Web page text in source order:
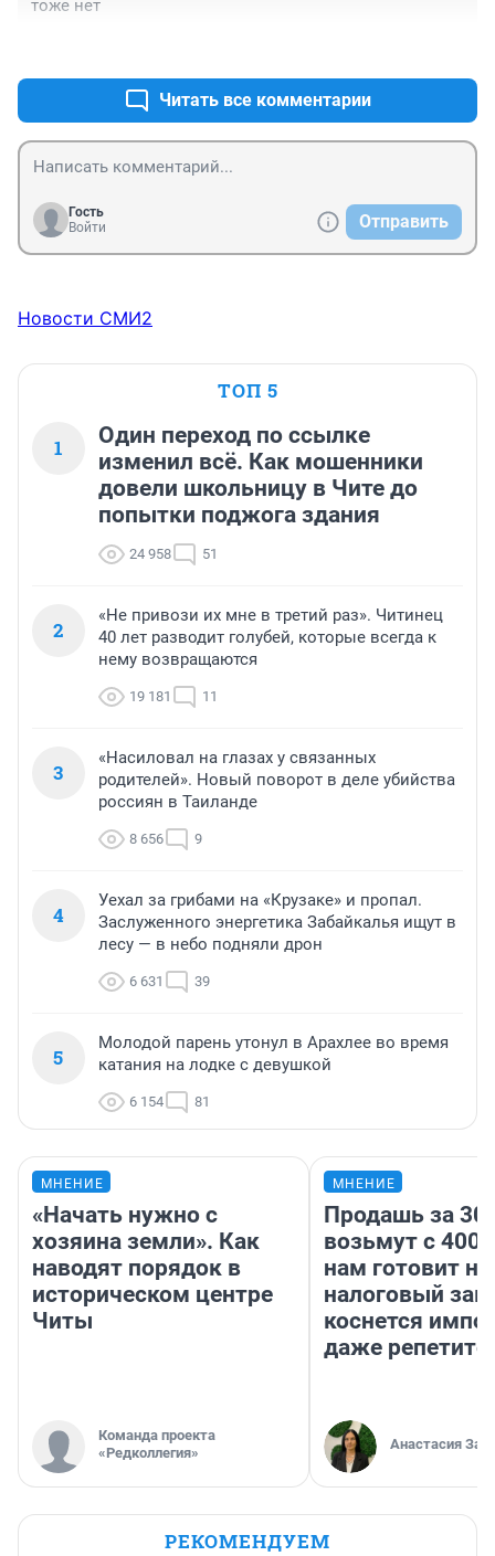
тоже нет
Читать все комментарии
Гость
Войти
Отправить
Новости СМИ2
ТОП 5
1
Один переход по ссылке
изменил всё. Как мошенники
довели школьницу в Чите до
попытки поджога здания
24 958 51
2
«Не привози их мне в третий раз». Читинец
40 лет разводит голубей, которые всегда к
нему возвращаются
19 181 11
3
«Насиловал на глазах у связанных
родителей». Новый поворот в деле убийства
россиян в Таиланде
8 656 9
4
Уехал за грибами на «Крузаке» и пропал.
Заслуженного энергетика Забайкалья ищут в
лесу — в небо подняли дрон
6 631 39
5
Молодой парень утонул в Арахлее во время
катания на лодке с девушкой
6 154 81
МНЕНИЕ
«Начать нужно с
хозяина земли». Как
наводят порядок в
историческом центре
Читы
Команда проекта
«Редколлегия»
МНЕНИЕ
Продашь за
возьмут с
нам готовит
налоговый
коснется
даже
Анастасия
РЕКОМЕНДУЕМ